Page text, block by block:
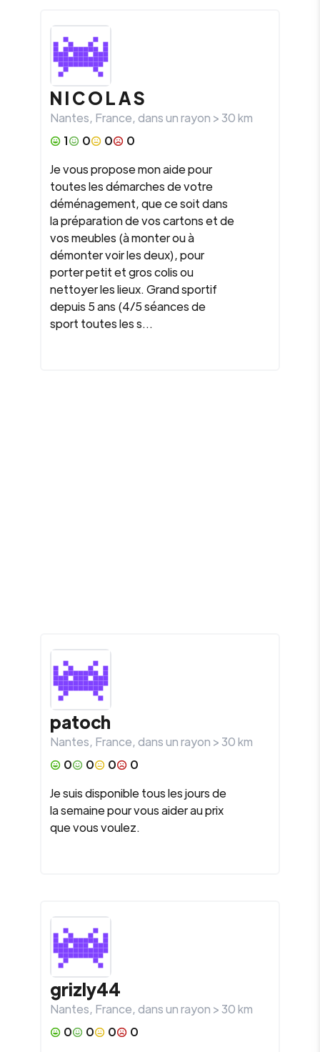
N I C O L A S
Nantes, France, dans un rayon >30km
1
0 0
0
Je vous propose mon aide pour
toutes les démarches de votre
déménagement, que ce soit dans
la préparation de vos cartons et de
vos meubles (à monter ou à
démonter voir les deux), pour
porter petit et gros colis ou
nettoyer les lieux. Grand sportif
depuis 5 ans (4/5 séances de
sport toutes les s...
patoch
Nantes, France, dans un rayon >30km
0
0 0
0
Je suis disponible tous les jours de
la semaine pour vous aider au prix
que vous voulez.
grizly44
Nantes, France, dans un rayon >30km
0
0 0
0